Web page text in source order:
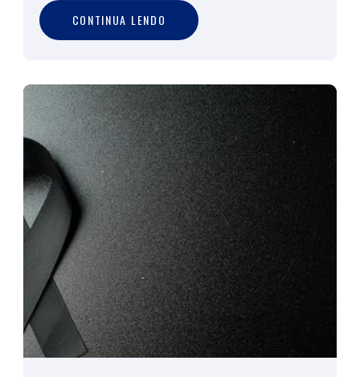
CO NTINUA L END O
CONTINUA LENDO